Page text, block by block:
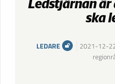
Ledstjärnan
ska
LEDARE 2021-12-